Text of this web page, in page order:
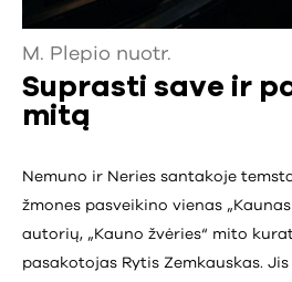
M. Plepio nuotr.
Suprasti save ir
mitą
Nemuno ir Neries santakoje
žmones pasveikino vienas
autorių, „Kauno žvėries“ mito
pasakotojas Rytis Zemkauskas.